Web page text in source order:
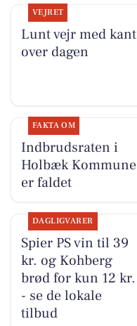
VEJRET
Lunt vejr med kant
over dagen
FAKTA OM
Indbrudsraten i
Holbæk Kommune
er faldet
DAGLIGVARER
Spier PS vin til 39
kr. og Kohberg
brød for kun 12 kr.
- se de lokale
tilbud